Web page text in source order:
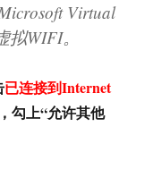
Virtual
WIFI。
已连接到Internet
勾上“允许其他